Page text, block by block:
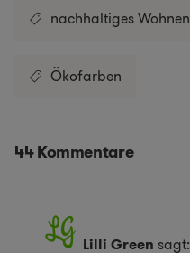
nachhaltiges Wohnen
Ökofarben
44 Kommentare
Lilli Green sagt: